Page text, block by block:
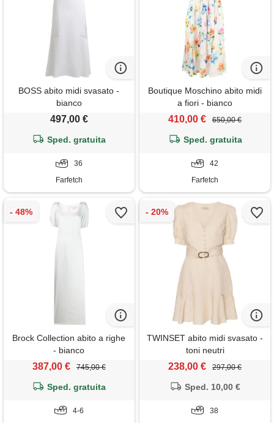
BOSS abito midi svasato -
bianco
497,00 €
Sped. gratuita
36
Farfetch
Boutique Moschino abito midi
a fiori - bianco
410,00 € 650,00 €
Sped. gratuita
42
Farfetch
Brock Collection abito a righe
- bianco
387,00 € 745,00 €
Sped. gratuita
4-6
TWINSET abito midi svasato -
toni neutri
238,00 € 297,00 €
Sped. 10,00 €
38